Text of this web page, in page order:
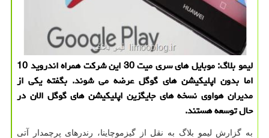
لیمو بلاگ: موبایل های سری میت 30 این شركت همراه اندروید 10
اما بدون اپلیكیشن های گوگل عرضه می شوند. بگفته یكی از
مدیران هواوی نسخه های جایگزین اپلیكیشن های گوگل الان در
حال توسعه هستند.
به گزارش لیمو بلاگ به نقل از گیزموچاینا، رندرهای پرچمدار آتی